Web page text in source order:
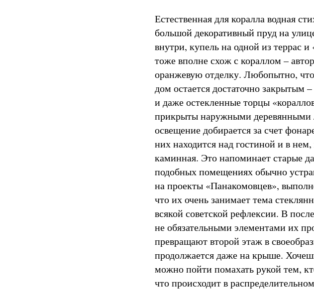
Естественная для коралла водная
большой декоративный пруд на
внутри, купель на одной из террас
тоже вполне схож с кораллом –
оранжевую отделку. Любопытно,
дом остается достаточно закрытым
и даже остекленные торцы
прикрыты наружными деревянными
освещение добирается за счет
них находится над гостиной и в
каминная. Это напоминает старые
подобных помещениях обычно
на проекты «Панакомовцев»,
что их очень занимает тема
всякой советской рефлексии. В
не обязательными элементами их
превращают второй этаж в
продолжается даже на крыше.
можно пойти помахать рукой тем,
что происходит в